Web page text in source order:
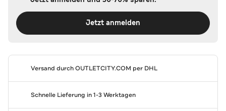
Jetzt anmelden
Versand durchOUTLETCITY.COM per DHL
Schnelle Lieferung in 1-3 Werktagen